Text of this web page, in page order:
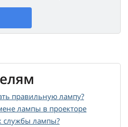
правильную лампу?
лампы в проекторе
службы лампы?